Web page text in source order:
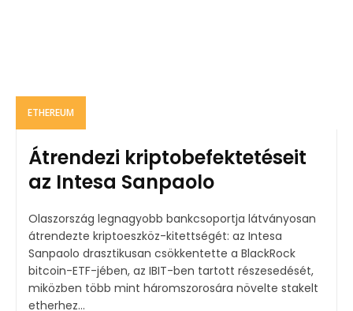
ETHEREUM
Átrendezi kriptobefektetéseit
az Intesa Sanpaolo
Olaszország legnagyobb bankcsoportja látványosan
átrendezte kriptoeszköz-kitettségét: az Intesa
Sanpaolo drasztikusan csökkentette a BlackRock
bitcoin-ETF-jében, az IBIT-ben tartott részesedését,
miközben több mint háromszorosára növelte stakelt
etherhez...